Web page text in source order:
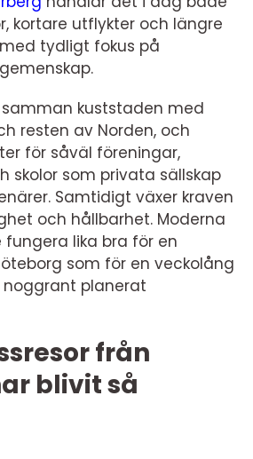
kortare utflykter och längre
tydligt fokus på
samman kuststaden med
resten av Norden, och
för såväl föreningar,
skolor som privata sällskap
Samtidigt växer kraven
och hållbarhet. Moderna
fungera lika bra för en
som för en veckolång
noggrant planerat
från
blivit så